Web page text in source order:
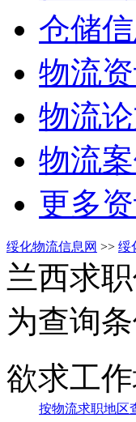
仓储
物流
物流
物流案
更多
绥化物流信息网 >> 绥
兰西求
为查询条
欲求工
按物流求职地区